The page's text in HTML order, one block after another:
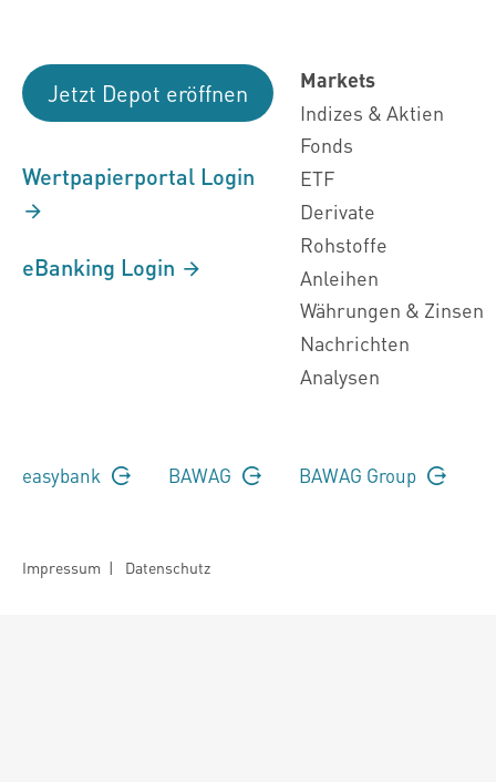
Jetzt Depot eröffnen
Wertpapierportal Login
eBanking Login
Markets
Indizes & Aktien
Fonds
ETF
Derivate
Rohstoffe
Anleihen
Währungen & Zinsen
Nachrichten
Analysen
easybank BAWAG BAWAG Group
Impressum | Datenschutz